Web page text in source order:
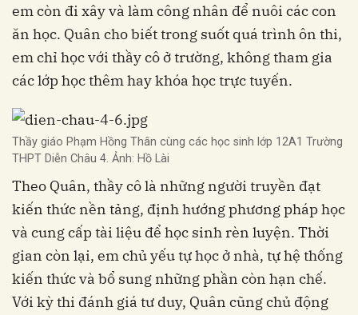
em còn đi xây và làm công nhân để nuôi các con
ăn học. Quân cho biết trong suốt quá trình ôn thi,
em chỉ học với thầy cô ở trường, không tham gia
các lớp học thêm hay khóa học trực tuyến.
Thầy giáo Phạm Hồng Thân cùng các học sinh lớp 12A1 Trường
THPT Diễn Châu 4. Ảnh: Hồ Lài
Theo Quân, thầy cô là những người truyền đạt
kiến thức nền tảng, định hướng phương pháp học
và cung cấp tài liệu để học sinh rèn luyện. Thời
gian còn lại, em chủ yếu tự học ở nhà, tự hệ thống
kiến thức và bổ sung những phần còn hạn chế.
Với kỳ thi đánh giá tư duy, Quân cũng chủ động